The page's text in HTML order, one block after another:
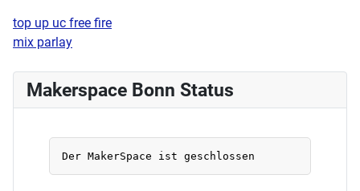
top up uc free fire
mix parlay
Makerspace Bonn Status